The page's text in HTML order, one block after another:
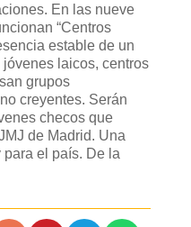
En las nueve
“Centros
estable de un
laicos, centros
grupos
creyentes. Serán
checos que
de Madrid. Una
el país. De la